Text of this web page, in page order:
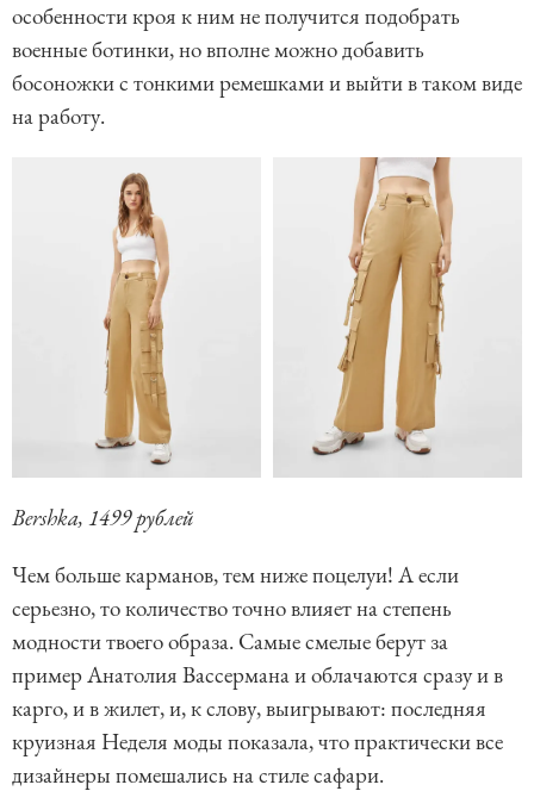
особенности кроя к ним не получится подобрать
военные ботинки, но вполне можно добавить
босоножки с тонкими ремешками и выйти в таком виде
на работу.
Bershka, 1499 рублей
Чем больше карманов, тем ниже поцелуи! А если
серьезно, то количество точно влияет на степень
модности твоего образа. Самые смелые берут за
пример Анатолия Вассермана и облачаются сразу и в
карго, и в жилет, и, к слову, выигрывают: последняя
круизная Неделя моды показала, что практически все
дизайнеры помешались на стиле сафари.